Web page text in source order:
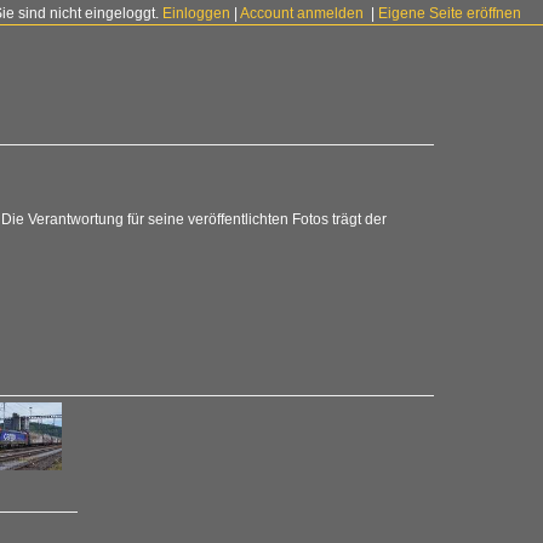
sind nicht eingeloggt. Einloggen Account anmelden Eigene Seite eröffnen
Verantwortung für seine veröffentlichten Fotos trägt der